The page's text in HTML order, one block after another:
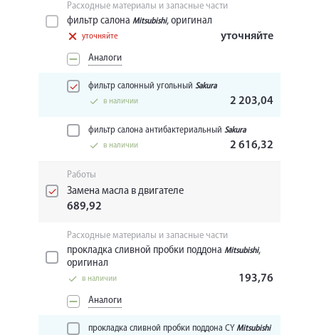
Расходные материалы и запасные части
фильтр салона Mitsubishi, оригинал
уточняйте уточняйте
Аналоги
фильтр салонный угольный Sakura
в наличии
2 203,04
фильтр салона антибактериальный Sakura
в наличии
2 616,32
Работы
Замена масла в двигателе
689,92
Расходные материалы и запасные части
прокладка сливной пробки поддона Mitsubishi,
оригинал
в наличии 193,76
Аналоги
прокладка сливной пробки поддона CY Mitsubishi